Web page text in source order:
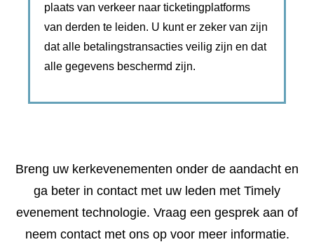
plaats van verkeer naar ticketingplatforms
van derden te leiden. U kunt er zeker van zijn
dat alle betalingstransacties veilig zijn en dat
alle gegevens beschermd zijn.
Breng uw kerkevenementen onder de aandacht en
ga beter in contact met uw leden met Timely
evenement technologie. Vraag een gesprek aan of
neem contact met ons op voor meer informatie.